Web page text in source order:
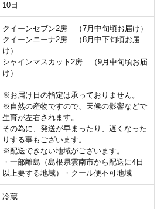
10日
クイーンセブン2房 （7月中旬頃お届け）
クイーンニーナ2房 （8月中下旬頃お届
け）
シャインマスカット2房 （9月中旬頃お届
け）
※お届け日の指定は承っておりません。
※自然の産物ですので、天候の影響などで
生育が左右されます。
その為に、発送が早まったり、遅くなった
りする事もございます。
※配送できない地域がございます。
・一部離島（島根県雲南市から配送に4日
以上要する地域）・クール便不可地域
冷蔵